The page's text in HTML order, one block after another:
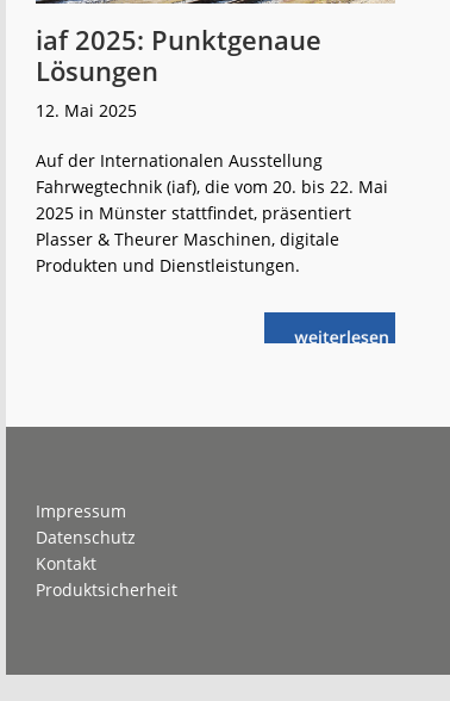
iaf 2025: Punktgenaue
Lösungen
12. Mai 2025
Auf der Internationalen Ausstellung
Fahrwegtechnik (iaf), die vom 20. bis 22. Mai
2025 in Münster stattfindet, präsentiert
Plasser & Theurer Maschinen, digitale
Produkten und Dienstleistungen.
weiterlese
niaf
Impressum
Datenschutz
Kontakt
Produktsicherheit